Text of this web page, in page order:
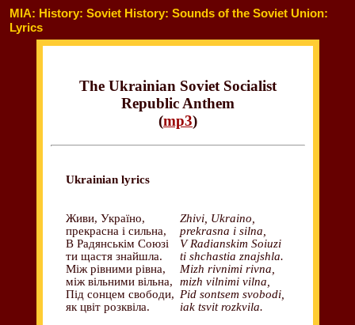
MIA: History: Soviet History: Sounds of the Soviet Union:
Lyrics
The Ukrainian Soviet Socialist
Republic Anthem
(mp3)
Ukrainian lyrics
Живи, Україно,
прекрасна і сильна,
В Радянськім Союзі
ти щастя знайшла.
Між рівними рівна,
між вільними вільна,
Під сонцем свободи,
як цвіт розквіла.
Zhivi, Ukraino,
prekrasna i silna,
V Radianskim Soiuzi
ti shchastia znajshla.
Mizh rivnimi rivna,
mizh vilnimi vilna,
Pid sontsem svobodi,
iak tsvit rozkvila.